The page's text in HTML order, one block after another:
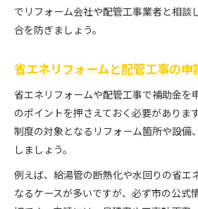
でリフォーム会社や配管工事業者と相談
合を防ぎましょう。
省エネリフォームと配管工事の申
省エネリフォームや配管工事で補助金を
のポイントを押さえておく必要がありま
制度の対象となるリフォーム箇所や設備
しましょう。
例えば、給湯管の断熱化や水回りの省エ
なるケースが多いですが、必ず市の公式